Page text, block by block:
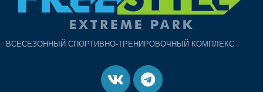
ВСЕСЕЗОННЫЙ СПОРТИВНО-ТРЕНИРОВОЧНЫЙ КОМПЛЕКС